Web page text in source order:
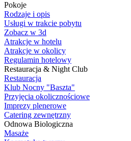
Pokoje
Rodzaje i opis
Usługi w trakcie pobytu
Zobacz w 3d
Atrakcje w hotelu
Atrakcje w okolicy
Regulamin hotelowy
Restauracja & Night Club
Restauracja
Klub Nocny "Baszta"
Przyjęcia okolicznościowe
Imprezy plenerowe
Catering zewnętrzny
Odnowa Biologiczna
Masaże